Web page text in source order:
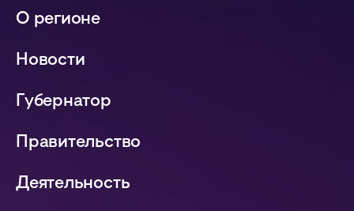
О регионе
Новости
Губернатор
Правительство
Деятельность